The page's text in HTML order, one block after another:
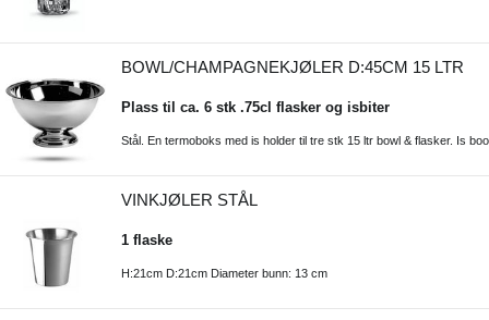
BOWL/CHAMPAGNEKJØLER D:45CM 15 LTR
Plass til ca. 6 stk .75cl flasker og isbiter
Stål. En termoboks med is holder til tre stk 15 ltr bowl & flasker. Is
VINKJØLER STÅL
1 flaske
H:21cm D:21cm Diameter bunn: 13 cm